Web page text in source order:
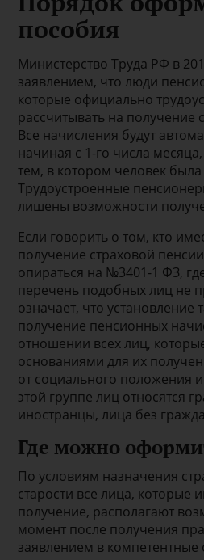
пособия
Министерство Труда РФ в
заявлением, что люди
которые официально
рассчитывать на получение
Все начисления будут
начиная с 1-го числа
тем, в котором человек была
Трудоустроенные
лишены возможности
Если говорить о том, кто
получение страховой
опираться на №3401-1 ФЗ,
перечень подобных лиц не
означает, что установление
получение пенсионных
отношении всех лиц,
основаниями для их
от социального положения
этой группе лиц относятся
иностранцы, лица без
Где можно
По условиям назначения
старости все лица, которые
получение, располагают
момент после получения
заявлением в компетентные